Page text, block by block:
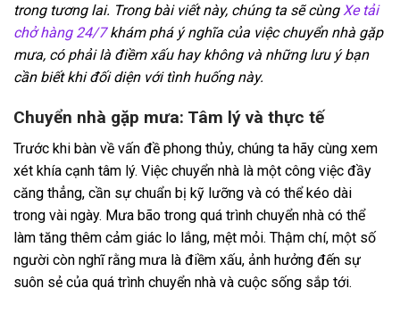
trong tương lai. Trong bài viết này, chúng ta sẽ cùngXe tải
chở hàng 24/7khám phá ý nghĩa của việc chuyển nhà gặp
mưa, có phải là điềm xấu hay không và những lưu ý bạn
cần biết khi đối diện với tình huống này.
Chuyển nhà gặp mưa: Tâm lý và thực tế
Trước khi bàn về vấn đề phong thủy, chúng ta hãy cùng xem
xét khía cạnh tâm lý. Việc chuyển nhà là một công việc đầy
căng thẳng, cần sự chuẩn bị kỹ lưỡng và có thể kéo dài
trong vài ngày. Mưa bão trong quá trình chuyển nhà có thể
làm tăng thêm cảm giác lo lắng, mệt mỏi. Thậm chí, một số
người còn nghĩ rằng mưa là điềm xấu, ảnh hưởng đến sự
suôn sẻ của quá trình chuyển nhà và cuộc sống sắp tới.